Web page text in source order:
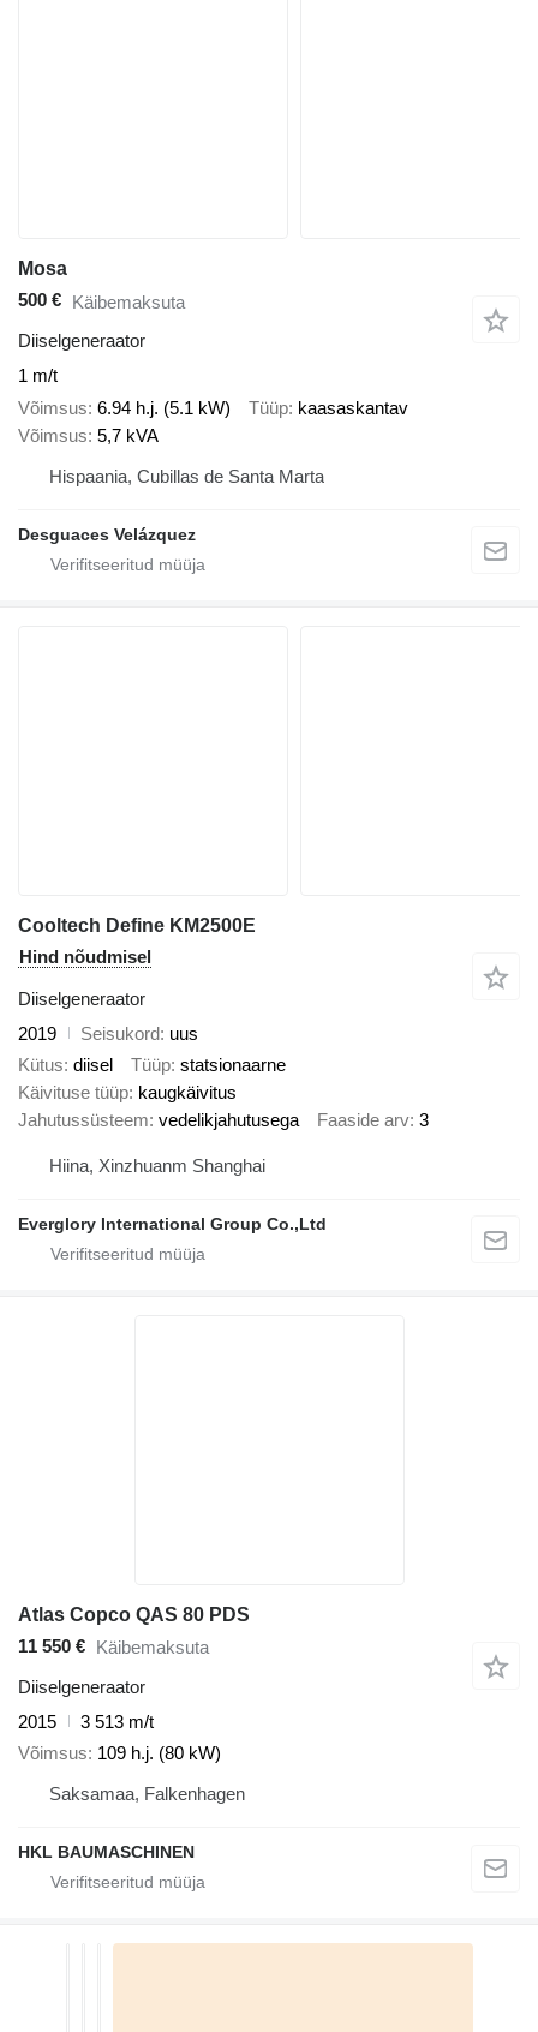
Mosa
500 € Käibemaksuta
Diiselgeneraator
1 m/t
Võimsus 6.94 h.j. (5.1 kW) Tüüp kaasaskantav
Võimsus 5,7 kVA
Hispaania, Cubillas de Santa Marta
Desguaces Velázquez
Cooltech Define KM2500E
Hind nõudmisel
Diiselgeneraator
2019
Seisukord uus
Kütus diisel Tüüp statsionaarne
Käivituse tüüp kaugkäivitus
Jahutussüsteem vedelikjahutusega Faaside arv 3
Hiina, Xinzhuanm Shanghai
Everglory International Group Co.,Ltd
Atlas Copco QAS 80 PDS
11 550 € Käibemaksuta
Diiselgeneraator
2015
3 513 m/t
Võimsus 109 h.j. (80 kW)
Saksamaa, Falkenhagen
HKL BAUMASCHINEN